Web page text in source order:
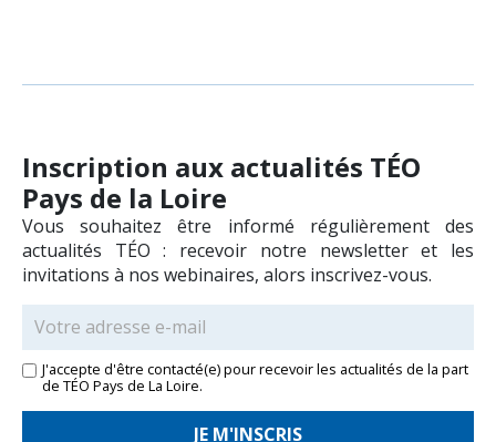
Inscription aux actualités TÉO
Pays de la Loire
Vous souhaitez être informé régulièrement des
actualités TÉO : recevoir notre newsletter et les
invitations à nos webinaires, alors inscrivez-vous.
J'accepte d'être contacté(e) pour recevoir les actualités de la part
de TÉO Pays de La Loire.